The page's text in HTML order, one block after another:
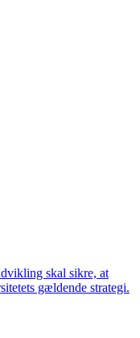
skal sikre, at
gældende strategi.